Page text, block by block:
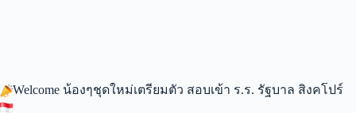
Welcome น้องๆชุดใหม่เตรียมตัว สอบเข้า ร.ร. รัฐบาล สิงคโปร์